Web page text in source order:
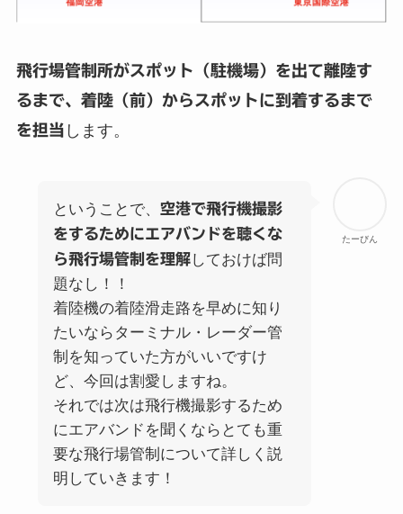
飛行場管制所がスポット（駐機場）を出て離陸す
るまで、着陸（前）からスポットに到着するまで
を担当 します。
たーびん
ということで、 空港で飛行機撮影
をするためにエアバンドを聴くな
ら飛行場管制を理解しておけば問
題なし！！
着陸機の着陸滑走路を早めに知り
たいならターミナル・レーダー管
制を知っていた方がいいですけ
ど、今回は割愛しますね。
それでは次は飛行機撮影するため
にエアバンドを聞くならとても重
要な飛行場管制について詳しく説
明していきます！